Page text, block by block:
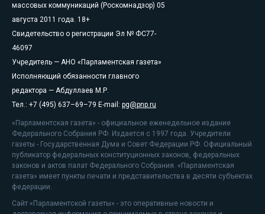
массовых коммуникаций (Роскомнадзор) 05
августа 2011 года. 18+
Свидетельство о регистрации Эл № ФС77-
46097
Учредитель — АНО «Парламентская газета»
Исполняющий обязанности главного
редактора — Абдуллаев М.Р.
Тел.: +7 (495) 637–69–79 E-mail: pg@pnp.ru
«Парламентская газета» - официальное еженедельное издание
Федерального Собрания РФ. Издается с 1997 года. Учредители
газеты - Государственная Дума и Совет Федерации РФ. Официальный
публикатор федеральных конституционных законов, федеральных
законов и актов палат Федерального Собрания. «Парламентская
газета» имеет пункты печати и представительства в десяти субъектах
федерации.
Сайт «Парламентской газеты» - это оперативные новости и